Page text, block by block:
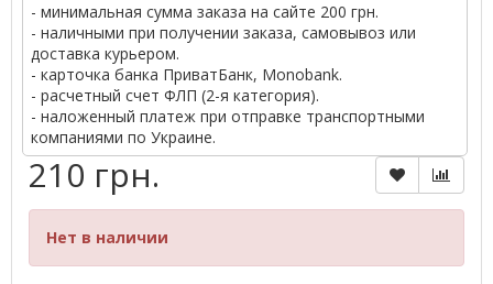
- минимальная сумма заказа на сайте 200 грн.
- наличными при получении заказа, самовывоз или
доставка курьером.
- карточка банка ПриватБанк, Monobank.
- расчетный счет ФЛП (2-я категория).
- наложенный платеж при отправке транспортными
компаниями по Украине.
210 грн.
Нет в наличии